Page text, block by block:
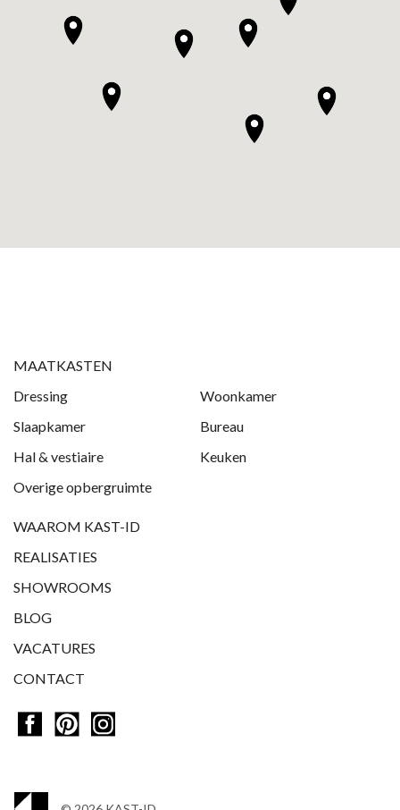
MAATKASTEN
Dressing
Woonkamer
Slaapkamer
Bureau
Hal & vestiaire
Keuken
Overige opbergruimte
WAAROM KAST-ID
REALISATIES
SHOWROOMS
BLOG
VACATURES
CONTACT